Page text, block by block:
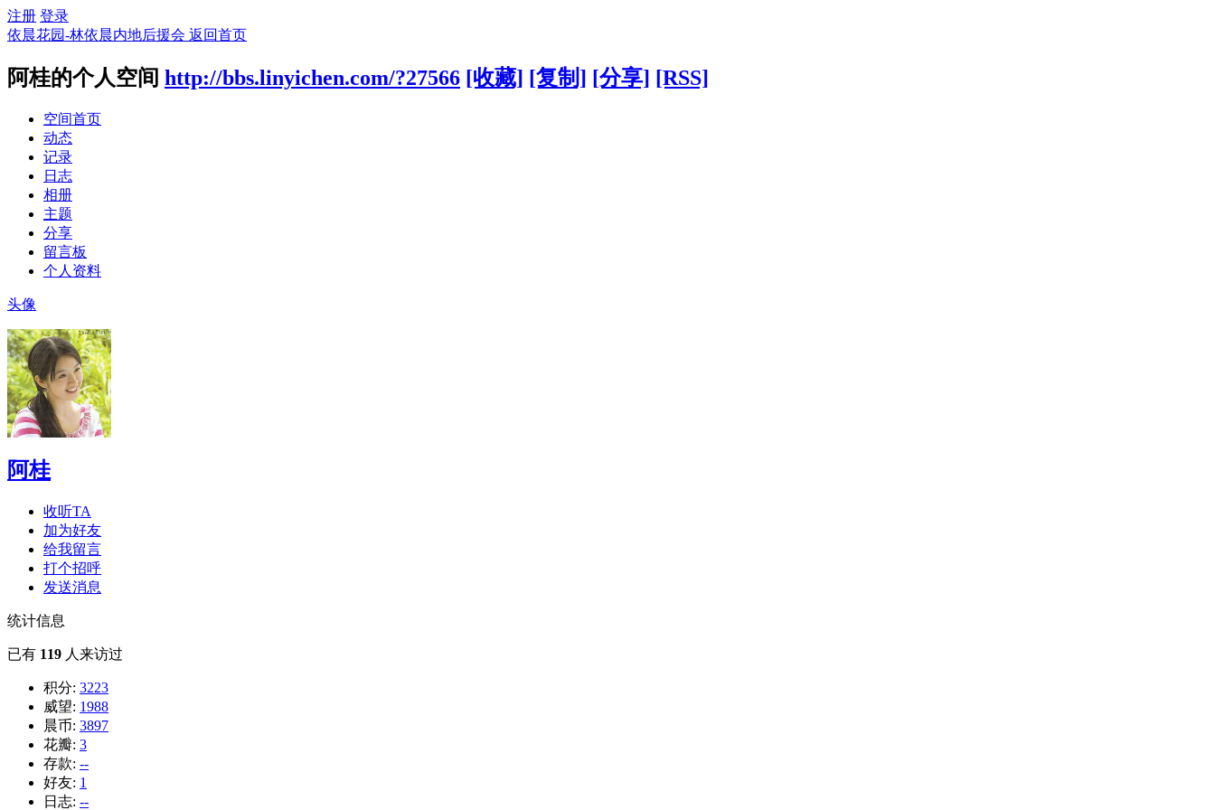
注册 登录
依晨花园-林依晨内地后援会 返回首页
阿桂的个人空间 http://bbs.linyichen.com/?27566 [收藏] [复制] [分享] [RSS]
空间首页
动态
记录
日志
相册
主题
分享
留言板
个人资料
头像
阿桂
收听TA
加为好友
给我留言
打个招呼
发送消息
统计信息
已有 119 人来访过
积分: 3223
威望: 1988
晨币: 3897
花瓣: 3
存款: --
好友: 1
日志: --